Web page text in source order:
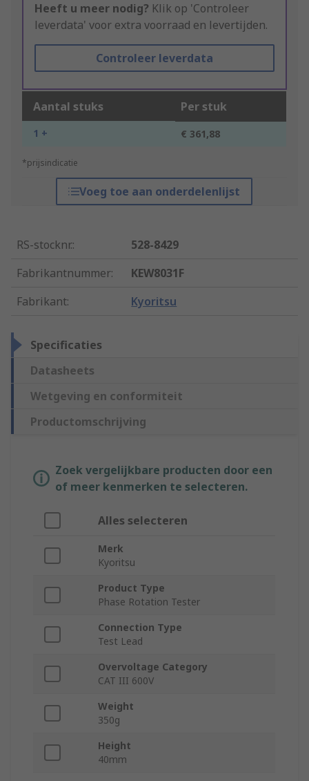
Heeft u meer nodig? Klik op 'Controleer
leverdata' voor extra voorraad en levertijden.
Controleer leverdata
Aantal stuks Per stuk
1 + € 361,88
*prijsindicatie
Voeg toe aan onderdelenlijst
RS-stocknr.:
528-8429
Fabrikantnummer:
KEW8031F
Fabrikant: Kyoritsu
Specificaties
Datasheets
Wetgeving en conformiteit
Productomschrijving
Zoek vergelijkbare producten door een
of meer kenmerken te selecteren.
Alles selecteren
Merk
Kyoritsu
Product Type
Phase Rotation Tester
Connection Type
Test Lead
Overvoltage Category
CAT III 600V
Weight
350g
Height
40mm